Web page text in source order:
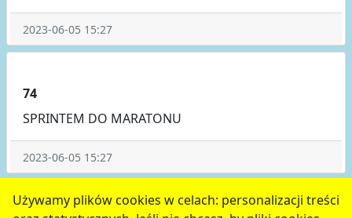
Używamy plików cookies w celach: personalizacji treści
2023-06-05 15:27
74
SPRINTEM DO MARATONU
2023-06-05 15:27
poprzednie 2 3 4 5 6 następne